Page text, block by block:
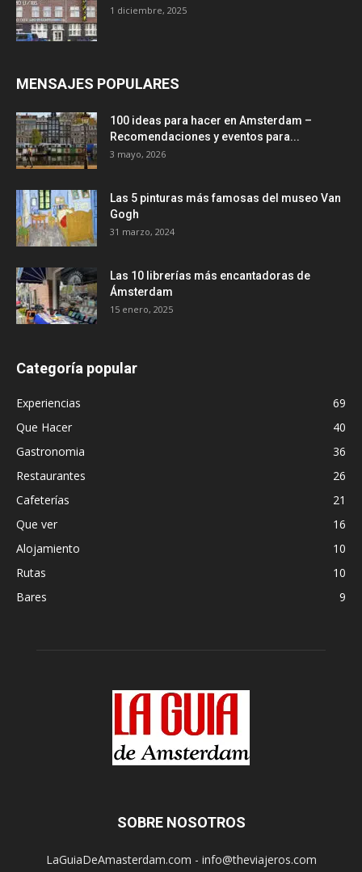
1 diciembre, 2025
MENSAJES POPULARES
100 ideas para hacer en Amsterdam –
Recomendaciones y eventos para...
3 mayo, 2026
Las 5 pinturas más famosas del museo Van
Gogh
31 marzo, 2024
Las 10 librerías más encantadoras de
Ámsterdam
15 enero, 2025
Categoría popular
Experiencias
69
Que Hacer
40
Gastronomia
36
Restaurantes
26
Cafeterías
21
Que ver
16
Alojamiento
10
Rutas
10
Bares
9
SOBRE NOSOTROS
LaGuiaDeAmasterdam.com - info@theviajeros.com